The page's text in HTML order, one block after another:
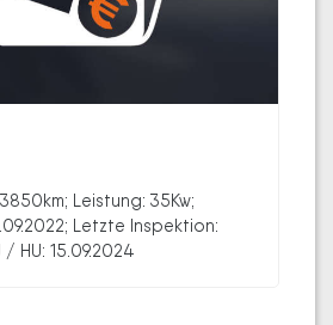
Leistung: 35Kw;
Letzte Inspektion:
HU: 15.09.2024